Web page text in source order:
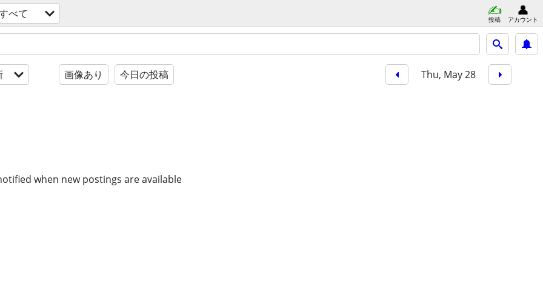
べて 投稿 アカウント
画像あり 今日の投稿 Thu, May 28
when new postings are available